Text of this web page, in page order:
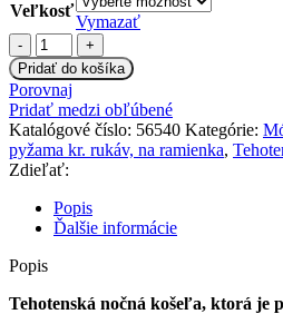
Veľkosť
Vymazať
množstvo
Be
MaaMaa
Tehotenská,
dojčiace
nočná
košeľa
Iris
-
grafit,
B19
Pridať do košíka
Porovnaj
Pridať medzi obľúbené
Katalógové číslo: 56540 Kategórie:
pyžama kr. rukáv, na ramienka,
Zdieľať:
Popis
Ďalšie informácie
Popis
Tehotenská nočná košeľa, ktorá je